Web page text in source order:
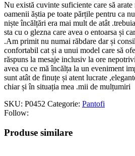
Nu există cuvinte suficiente care să
oamenii ăștia pe toate părțile pentru ca
niște încălțări era mai mult de atât
sta cu o glezna care avea o entoarsa și
.Am primit nu numai răbdare dar și
confortabil cat și a unui model care să
răspuns la mesaje inclusiv la ore
avea cu ce mă încălța la un eveniment
sunt atât de finuțe și atent lucrate
chiar și în situația mea .mii de mulțumiri
SKU: P0452 Categorie: Pantofi
Follow:
Produse similare